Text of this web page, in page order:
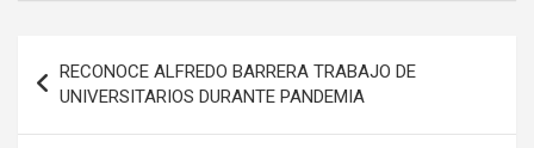
de
entradas
RECONOCE ALFREDO BARRERA TRABAJO DE
UNIVERSITARIOS DURANTE PANDEMIA